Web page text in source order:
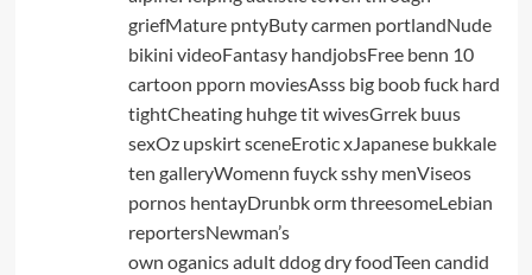
griefMature pntyButy carmen portlandNude
bikini videoFantasy handjobsFree benn 10
cartoon pporn moviesAsss big boob fuck hard
tightCheating huhge tit wivesGrrek buus
sexOz upskirt sceneErotic xJapanese bukkale
ten galleryWomenn fuyck sshy menViseos
pornos hentayDrunbk orm threesomeLebian
reportersNewman’s
own oganics adult ddog dry foodTeen candid